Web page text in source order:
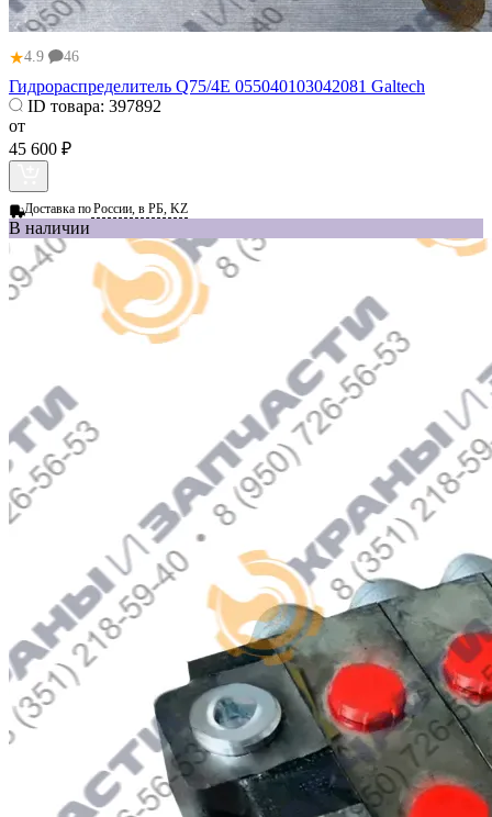
★4.9 46
Гидрораспределитель Q75/4E 055040103042081 Galtech
ID товара: 397892
от
45 600 ₽
Доставка поРоссии, в РБ, KZ
В наличии